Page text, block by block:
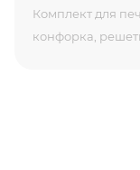
Комплект для
конфорка,